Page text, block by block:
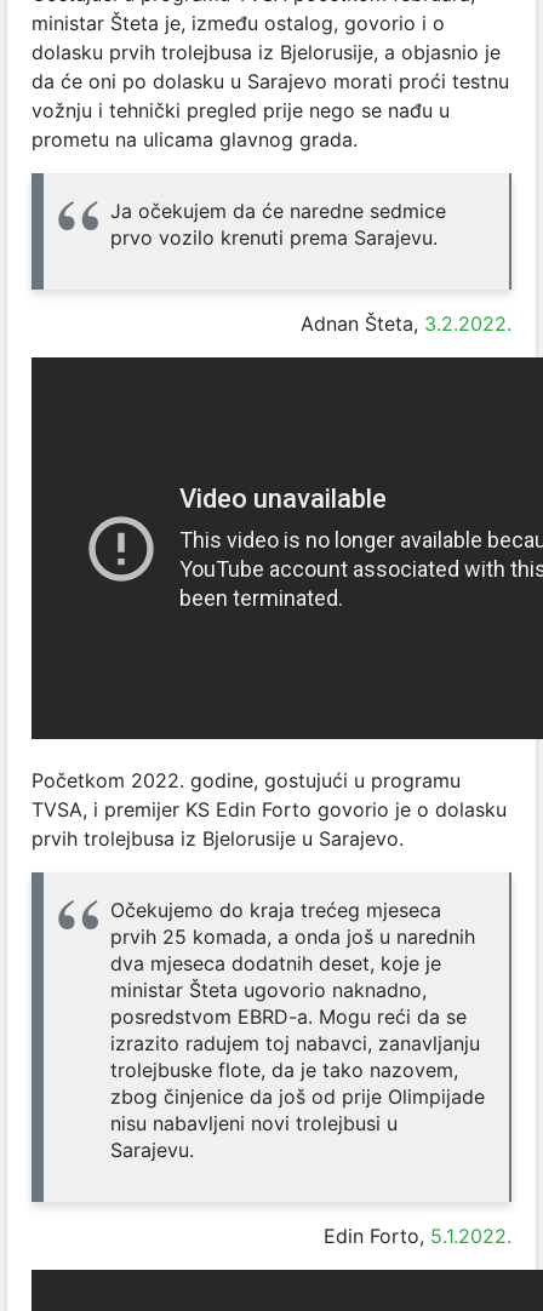
ministar Šteta je, između ostalog, govorio i o
dolasku prvih trolejbusa iz Bjelorusije, a objasnio je
da će oni po dolasku u Sarajevo morati proći testnu
vožnju i tehnički pregled prije nego se nađu u
prometu na ulicama glavnog grada.
Ja očekujem da će naredne sedmice
prvo vozilo krenuti prema Sarajevu.
Adnan Šteta, 3.2.2022.
Početkom 2022. godine, gostujući u programu
TVSA, i premijer KS Edin Forto govorio je o dolasku
prvih trolejbusa iz Bjelorusije u Sarajevo.
Očekujemo do kraja trećeg mjeseca
prvih 25 komada, a onda još u narednih
dva mjeseca dodatnih deset, koje je
ministar Šteta ugovorio naknadno,
posredstvom EBRD-a. Mogu reći da se
izrazito radujem toj nabavci, zanavljanju
trolejbuske flote, da je tako nazovem,
zbog činjenice da još od prije Olimpijade
nisu nabavljeni novi trolejbusi u
Sarajevu.
Edin Forto, 5.1.2022.